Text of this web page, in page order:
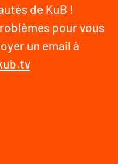
de KuB !
pour vous
un email à